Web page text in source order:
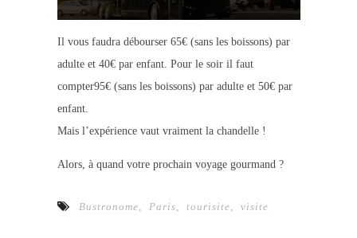
Il vous faudra débourser 65€ (sans les boissons) par
adulte et 40€ par enfant. Pour le soir il faut
compter95€ (sans les boissons) par adulte et 50€ par
enfant.
Mais l’expérience vaut vraiment la chandelle !
Alors, à quand votre prochain voyage gourmand ?
Bustronome Paris tourisite visite